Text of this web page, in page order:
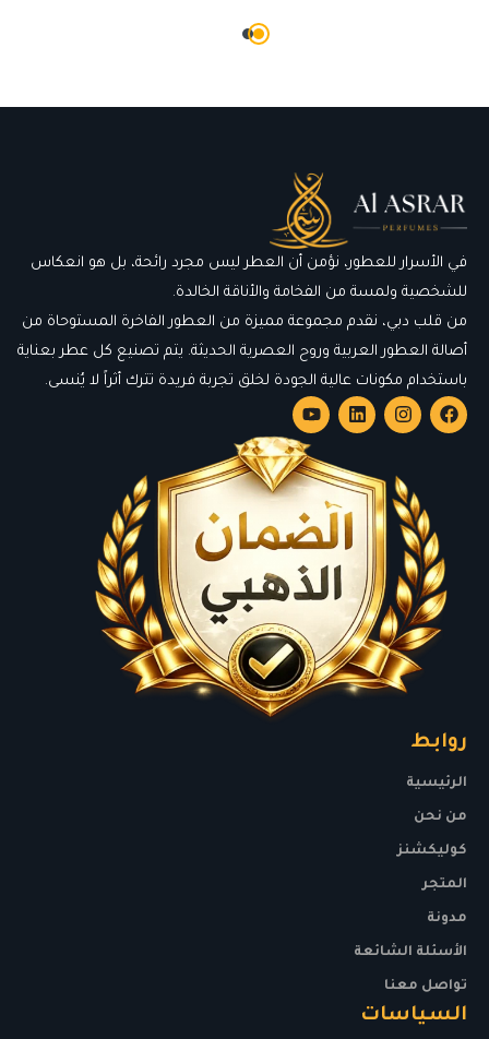
في الأسرار للعطور، نؤمن أن العطر ليس مجرد رائحة، بل هو انعكاس
للشخصية ولمسة من الفخامة والأناقة الخالدة.
من قلب دبي، نقدم مجموعة مميزة من العطور الفاخرة المستوحاة من
أصالة العطور العربية وروح العصرية الحديثة. يتم تصنيع كل عطر بعناية
باستخدام مكونات عالية الجودة لخلق تجربة فريدة تترك أثراً لا يُنسى.
روابط
الرئيسية
من نحن
كوليكشنز
المتجر
مدونة
الأسئلة الشائعة
تواصل معنا
السياسات